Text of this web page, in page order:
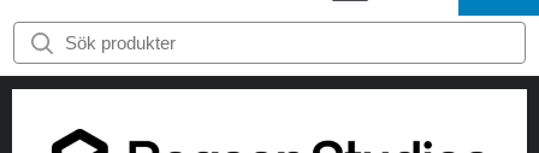
START
VARUMÄRKEN